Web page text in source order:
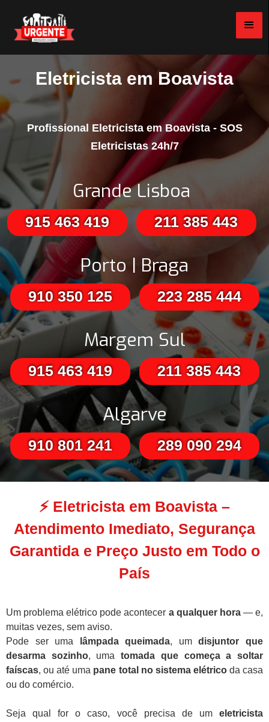
Eletricista em Boavista
Profissional Eletricista em Boavista - SOS
Eletricistas 24h/7
Grande Lisboa
915 463 419 211 385 443
Porto | Braga
910 350 125 223 285 444
Margem Sul
915 463 419 211 385 443
Algarve
910 801 241 289 090 294
⚡ Eletricista em Boavista –
Atendimento Imediato, Segurança
Garantida e Preço Justo em Todo o
País
Um problema elétrico pode acontecer a qualquer hora— e,
muitas vezes, sem aviso.
Pode ser uma
lâmpada queimada, umdisjuntor que
desarma sozinho, umatomada que começa a soltar
faíscas, ou até uma pane total no sistema elétricoda casa
ou do comércio.
Seja qual for o caso, você precisa de um eletricista